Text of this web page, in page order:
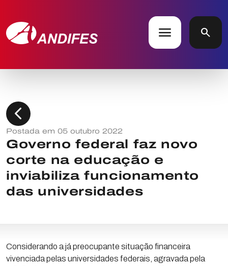
menu search
chevron_left
Postada em 05 outubro 2022
Governo federal faz novo
corte na educação e
inviabiliza funcionamento
das universidades
Considerando a já preocupante situação financeira
vivenciada pelas universidades federais, agravada pela